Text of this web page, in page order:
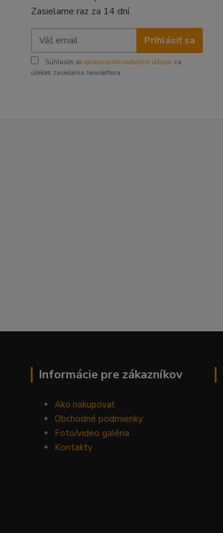
Zasielame raz za 14 dní.
Prihlásiť sa
Súhlasím so spracovaním osobných údajov za
účelom zasielania newslettera.
Informácie pre zákazníkov
Ako nakupovať
Obchodné podmienky
Foto/video galéria
Kontakty